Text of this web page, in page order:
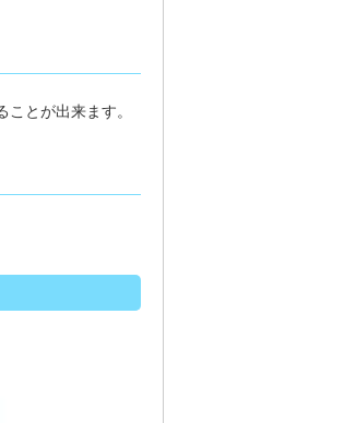
とが出来ます。